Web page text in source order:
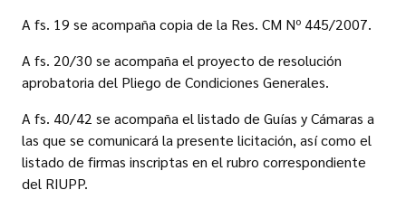
A fs. 19 se acompaña copia de la Res. CM Nº 445/2007.
A fs. 20/30 se acompaña el proyecto de resolución
aprobatoria del Pliego de Condiciones Generales.
A fs. 40/42 se acompaña el listado de Guías y Cámaras a
las que se comunicará la presente licitación, así como el
listado de firmas inscriptas en el rubro correspondiente
del RIUPP.